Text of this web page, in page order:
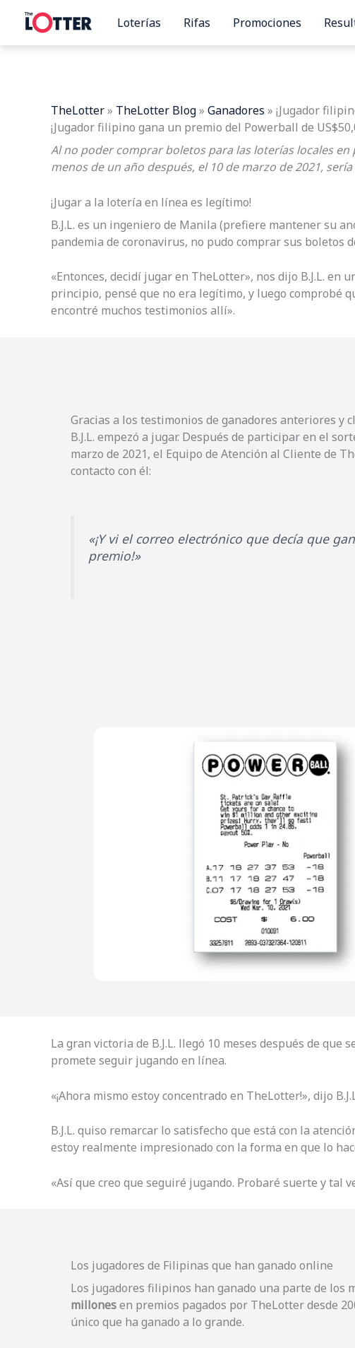
contenido
Loterías Rifas Promociones
TheLotter» TheLotter Blog» Ganadores » ¡Jugador
¡Jugador filipino gana un premio del Powerball de
Al no poder comprar boletos para las loterías locales
menos de un año después, el 10 de marzo de 2021,
¡Jugar a la lotería en línea es legítimo!
B.J.L. es un ingeniero de Manila (prefiere mantener su
pandemia de coronavirus, no pudo comprar sus
«Entonces, decidí jugar en TheLotter», nos dijo B.J.L. en
principio, pensé que no era legítimo, y luego comprobé
encontré muchos testimonios allí».
Gracias a los testimonios de ganadores anteriores y
B.J.L. empezó a jugar. Después de participar en el
marzo de 2021, el Equipo de Atención al Cliente de
contacto con él:
«¡Y vi el correo electrónico que decía que
premio!»
La gran victoria de B.J.L. llegó 10 meses después de
promete seguir jugando en línea.
«¡Ahora mismo estoy concentrado en TheLotter!», dijo
B.J.L. quiso remarcar lo satisfecho que está con la
estoy realmente impresionado con la forma en que lo
«Así que creo que seguiré jugando. Probaré suerte y tal
Los jugadores de Filipinas que han ganado online
Los jugadores filipinos han ganado una parte de los
millonesen premios pagados por TheLotter desde
único que ha ganado a lo grande.